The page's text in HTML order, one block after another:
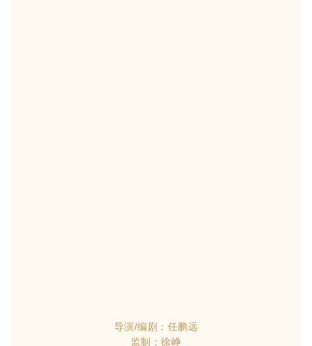
导演/编剧：任鹏远
监制：徐峥